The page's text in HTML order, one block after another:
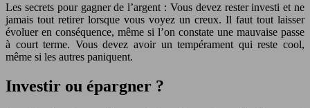
Les secrets pour gagner de l’argent : Vous devez rester investi et ne
jamais tout retirer lorsque vous voyez un creux. Il faut tout laisser
évoluer en conséquence, même si l’on constate une mauvaise passe
à court terme. Vous devez avoir un tempérament qui reste cool,
même si les autres paniquent.
Investir ou épargner ?